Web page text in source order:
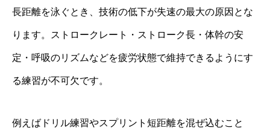
長距離を泳ぐとき、技術の低下が失速の最大の原因とな
ります。ストロークレート・ストローク長・体幹の安
定・呼吸のリズムなどを疲労状態で維持できるようにす
る練習が不可欠です。
例えばドリル練習やスプリント短距離を混ぜ込むこと